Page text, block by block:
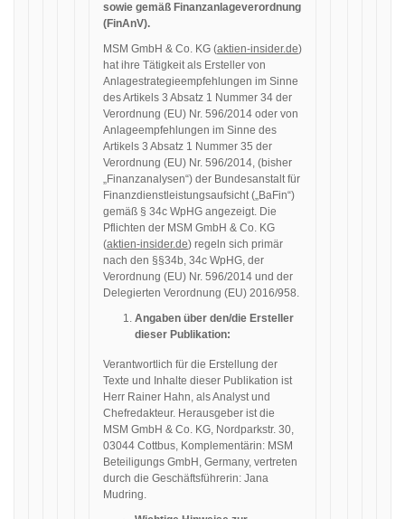
sowie gemäß Finanzanlageverordnung
(FinAnV).
MSM GmbH & Co. KG (aktien-insider.de)
hat ihre Tätigkeit als Ersteller von
Anlagestrategieempfehlungen im Sinne
des Artikels 3 Absatz 1 Nummer 34 der
Verordnung (EU) Nr. 596/2014 oder von
Anlageempfehlungen im Sinne des
Artikels 3 Absatz 1 Nummer 35 der
Verordnung (EU) Nr. 596/2014, (bisher
„Finanzanalysen“) der Bundesanstalt für
Finanzdienstleistungsaufsicht („BaFin“)
gemäß § 34c WpHG angezeigt. Die
Pflichten der MSM GmbH & Co. KG
(aktien-insider.de) regeln sich primär
nach den §§34b, 34c WpHG, der
Verordnung (EU) Nr. 596/2014 und der
Delegierten Verordnung (EU) 2016/958.
Angaben über den/die Ersteller
dieser Publikation:
Verantwortlich für die Erstellung der
Texte und Inhalte dieser Publikation ist
Herr Rainer Hahn, als Analyst und
Chefredakteur. Herausgeber ist die
MSM GmbH & Co. KG, Nordparkstr. 30,
03044 Cottbus, Komplementärin: MSM
Beteiligungs GmbH, Germany, vertreten
durch die Geschäftsführerin: Jana
Mudring.